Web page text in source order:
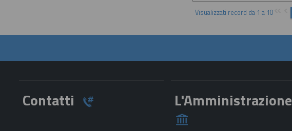
Visualizzati record da 1 a 10
Contatti L'Amministrazione